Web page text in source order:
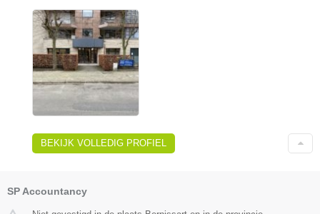
BEKIJK VOLLEDIG PROFIEL
SP Accountancy